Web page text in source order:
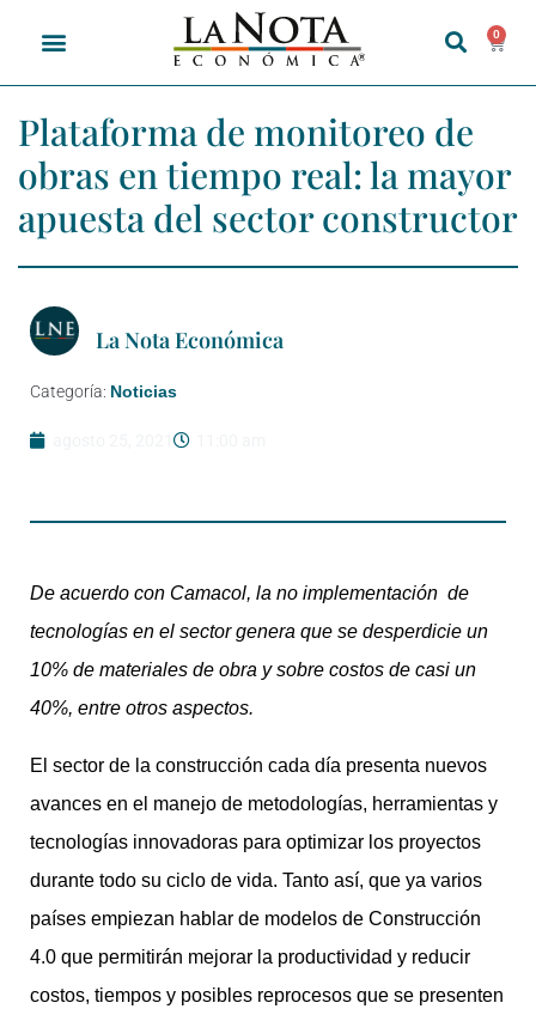
0
Plataforma de monitoreo de
obras en tiempo real: la mayor
apuesta del sector constructor
La Nota Económica
Categoría: Noticias
De acuerdo con Camacol, la no implementación de
tecnologías en el sector genera que se desperdicie un
10% de materiales de obra y sobre costos de casi un
40%, entre otros aspectos.
El sector de la construcción cada día presenta nuevos
avances en el manejo de metodologías, herramientas y
tecnologías innovadoras para optimizar los proyectos
durante todo su ciclo de vida. Tanto así, que ya varios
países empiezan hablar de modelos de Construcción
4.0 que permitirán mejorar la productividad y reducir
costos, tiempos y posibles reprocesos que se presenten